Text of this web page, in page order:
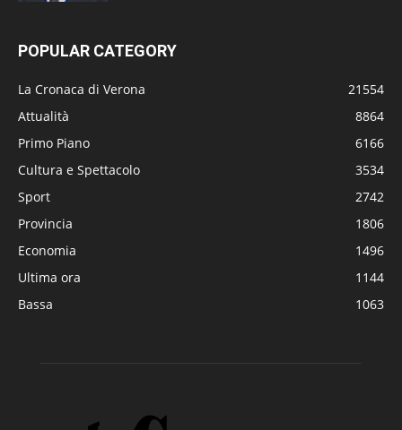
POPULAR CATEGORY
La Cronaca di Verona
21554
Attualità
8864
Primo Piano
6166
Cultura e Spettacolo
3534
Sport
2742
Provincia
1806
Economia
1496
Ultima ora
1144
Bassa
1063